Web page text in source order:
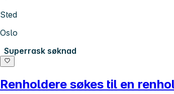
Sted
Oslo
Superrask søknad
Renholdere søkes til en